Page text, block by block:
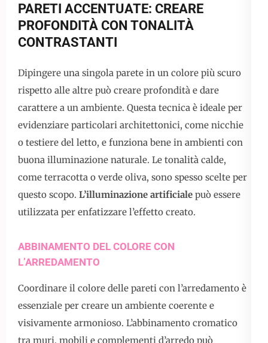
PARETI ACCENTUATE: CREARE
PROFONDITÀ CON TONALITÀ
CONTRASTANTI
Dipingere una singola parete in un colore più scuro
rispetto alle altre può creare profondità e dare
carattere a un ambiente. Questa tecnica è ideale per
evidenziare particolari architettonici, come nicchie
o testiere del letto, e funziona bene in ambienti con
buona illuminazione naturale. Le tonalità calde,
come terracotta o verde oliva, sono spesso scelte per
questo scopo. L’illuminazione artificiale può essere
utilizzata per enfatizzare l’effetto creato.
ABBINAMENTO DEL COLORE CON
L’ARREDAMENTO
Coordinare il colore delle pareti con l’arredamento è
essenziale per creare un ambiente coerente e
visivamente armonioso. L’abbinamento cromatico
tra muri, mobili e complementi d’arredo può